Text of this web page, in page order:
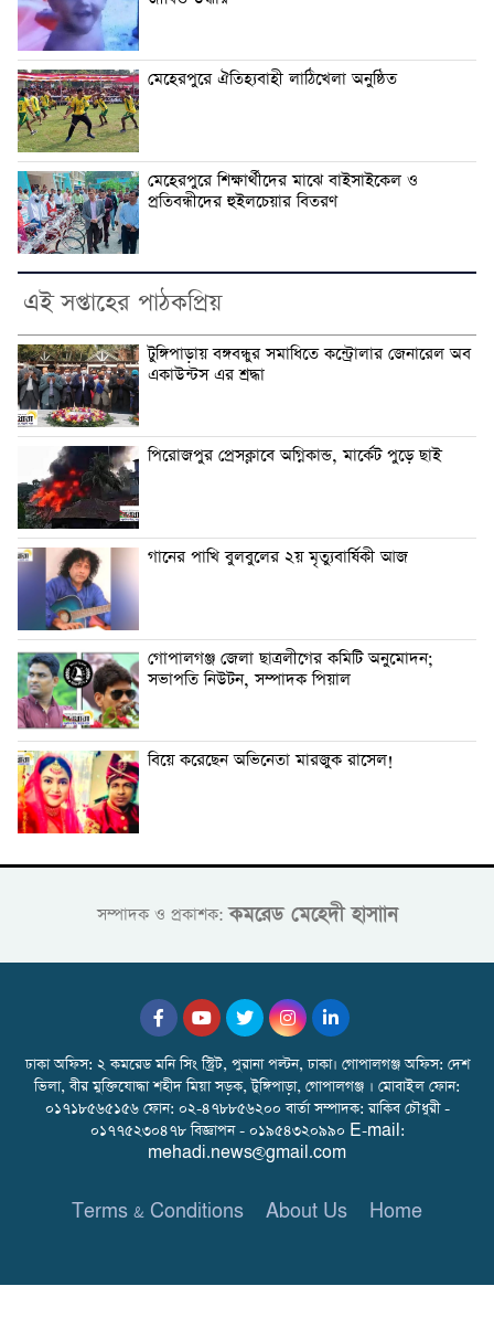
মেহেরপুরে ঐতিহ্যবাহী লাঠিখেলা অনুষ্ঠিত
মেহেরপুরে শিক্ষার্থীদের মাঝে বাইসাইকেল ও
প্রতিবন্ধীদের হুইলচেয়ার বিতরণ
এই সপ্তাহের পাঠকপ্রিয়
টুঙ্গিপাড়ায় বঙ্গবন্ধুর সমাধিতে কন্ট্রোলার জেনারেল অব
একাউন্টস এর শ্রদ্ধা
পিরোজপুর প্রেসক্লাবে অগ্নিকান্ড, মার্কেট পুড়ে ছাই
গানের পাখি বুলবুলের ২য় মৃত্যুবার্ষিকী আজ
গোপালগঞ্জ জেলা ছাত্রলীগের কমিটি অনুমোদন;
সভাপতি নিউটন, সম্পাদক পিয়াল
বিয়ে করেছেন অভিনেতা মারজুক রাসেল!
সম্পাদক ও প্রকাশক:কমরেড মেহেদী হাসাান
ঢাকা অফিস: ২ কমরেড মনি সিং স্ট্রিট, পুরানা পল্টন, ঢাকা। গোপালগঞ্জ অফিস: দেশ
ভিলা, বীর মুক্তিযোদ্ধা শহীদ মিয়া সড়ক, টুঙ্গিপাড়া, গোপালগঞ্জ । মোবাইল ফোন:
০১৭১৮৫৬৫১৫৬ ফোন: ০২-৪৭৮৮৫৬২০০ বার্তা সম্পাদক: রাকিব চৌধুরী -
০১৭৭৫২৩০৪৭৮ বিজ্ঞাপন - ০১৯৫৪৩২০৯৯০ E-mail:
mehadi.news@gmail.com
Terms & Conditions About Us Home